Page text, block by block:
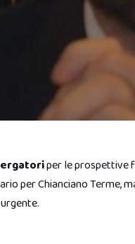
per le prospettive
per Chianciano Terme,